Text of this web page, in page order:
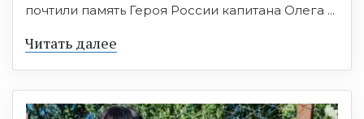
почтили память Героя России капитана Олега ...
Читать далее